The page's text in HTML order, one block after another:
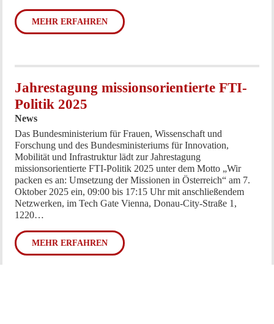
MEHR ERFAHREN
Jahrestagung missionsorientierte FTI-
Politik 2025
News
Das Bundesministerium für Frauen, Wissenschaft und
Forschung und des Bundesministeriums für Innovation,
Mobilität und Infrastruktur lädt zur Jahrestagung
missionsorientierte FTI-Politik 2025 unter dem Motto „Wir
packen es an: Umsetzung der Missionen in Österreich“ am 7.
Oktober 2025 ein, 09:00 bis 17:15 Uhr mit anschließendem
Netzwerken, im Tech Gate Vienna, Donau-City-Straße 1,
1220…
MEHR ERFAHREN